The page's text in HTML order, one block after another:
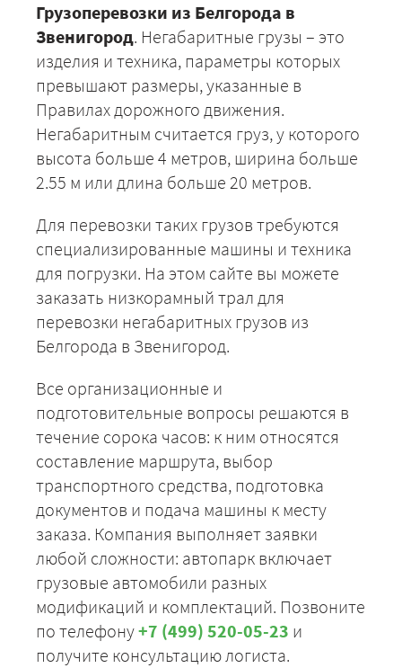
Грузоперевозки из Белгорода в
Звенигород. Негабаритные грузы – это
изделия и техника, параметры которых
превышают размеры, указанные в
Правилах дорожного движения.
Негабаритным считается груз, у которого
высота больше 4 метров, ширина больше
2.55 м или длина больше 20 метров.
Для перевозки таких грузов требуются
специализированные машины и техника
для погрузки. На этом сайте вы можете
заказать низкорамный трал для
перевозки негабаритных грузов из
Белгорода в Звенигород.
Все организационные и
подготовительные вопросы решаются в
течение сорока часов: к ним относятся
составление маршрута, выбор
транспортного средства, подготовка
документов и подача машины к месту
заказа. Компания выполняет заявки
любой сложности: автопарк включает
грузовые автомобили разных
модификаций и комплектаций. Позвоните
по телефону+7 (499) 520-05-23 и
получите консультацию логиста.